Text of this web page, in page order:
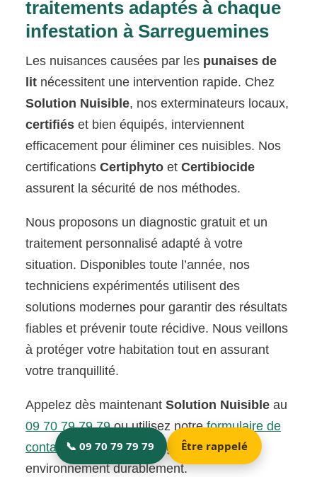
traitements adaptés à chaque
infestation à Sarreguemines
Les nuisances causées par les punaises de
lit nécessitent une intervention rapide. Chez
Solution Nuisible, nos exterminateurs locaux,
certifiés et bien équipés, interviennent
efficacement pour éliminer ces nuisibles. Nos
certificationsCertiphyto etCertibiocide
assurent la sécurité de nos méthodes.
Nous proposons un diagnostic gratuit et un
traitement personnalisé adapté à votre
situation. Disponibles toute l’année, nos
techniciens expérimentés utilisent des
solutions modernes pour garantir des résultats
fiables et prévenir toute récidive. Nous veillons
à protéger votre habitation tout en assurant
votre tranquillité.
Appelez dès maintenantSolution Nuisible au
09 70 79 79 79ou utilisez notreformulaire de
contact. Ensemble, protégeons votre
environnement durablement.